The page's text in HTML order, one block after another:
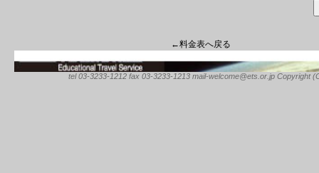
←料金表へ戻る
tel 03-3233-1212 fax 03-3233-1213 mail-welcome@ets.or.jp Copyright